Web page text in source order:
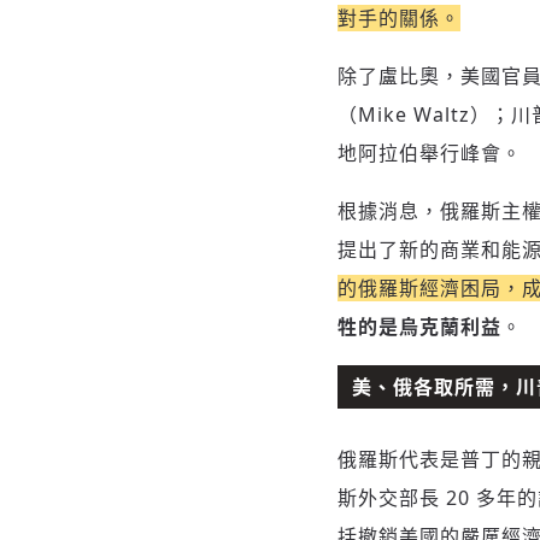
對手的關係。
除了盧比奧，美國官
（Mike Waltz）；
地阿拉伯舉行峰會。
根據消息，俄羅斯主
提出了新的商業和能
的俄羅斯經濟困局，
牲的是烏克蘭利益 。
美、俄各取所需，
俄羅斯代表是普丁的
斯外交部長 20 多年